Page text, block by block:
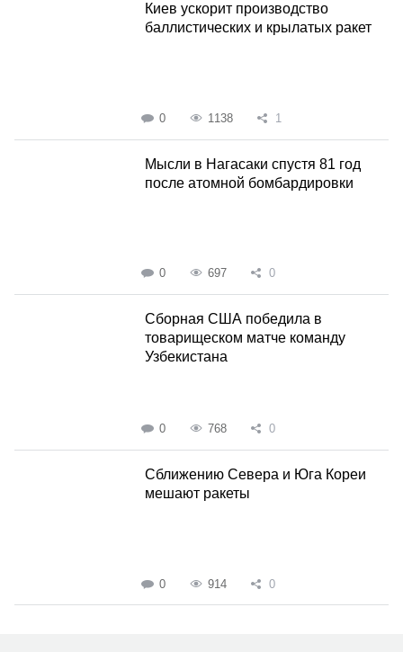
Киев ускорит производство
баллистических и крылатых ракет
0 1138 1
Мысли в Нагасаки спустя 81 год
после атомной бомбардировки
0 697 0
Сборная США победила в
товарищеском матче команду
Узбекистана
0 768 0
Сближению Севера и Юга Кореи
мешают ракеты
0 914 0